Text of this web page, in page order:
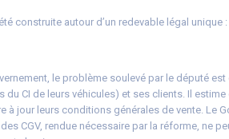
construite autour d’un redevable légal
le problème soulevé par le député
du CI de leurs véhicules) et ses clients. Il
à jour leurs conditions générales de vente. Le
CGV, rendue nécessaire par la réforme, ne